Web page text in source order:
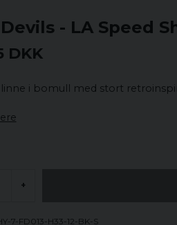
- LA Speed
DKK
i bomull med stort
+
7-FD013-H33-12-BK-S